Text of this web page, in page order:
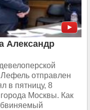
Александр
отправлен
в пятницу, 8
Москвы. Как